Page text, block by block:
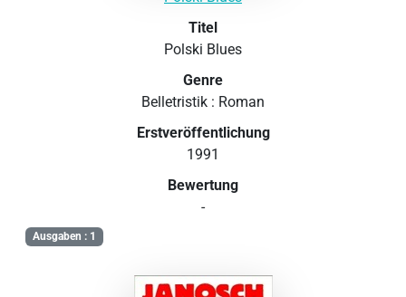
Titel
Polski Blues
Genre
Belletristik : Roman
Erstveröffentlichung
1991
Bewertung
-
Ausgaben : 1